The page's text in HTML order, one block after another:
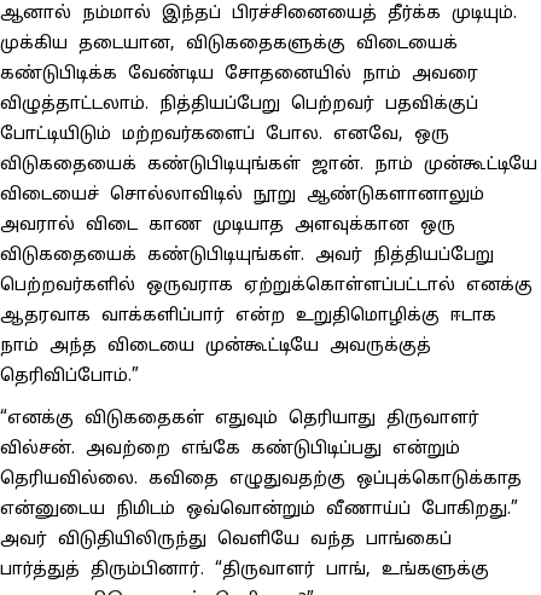
ஆனால் நம்மால் இந்தப் பிரச்சினையைத் தீர்க்க முடியும்.
முக்கிய தடையான, விடுகதைகளுக்கு விடையைக்
கண்டுபிடிக்க வேண்டிய சோதனையில் நாம் அவரை
விழுத்தாட்டலாம். நித்தியப்பேறு பெற்றவர் பதவிக்குப்
போட்டியிடும் மற்றவர்களைப் போல. எனவே, ஒரு
விடுகதையைக் கண்டுபிடியுங்கள் ஜான். நாம் முன்கூட்டியே
விடையைச் சொல்லாவிடில் நூறு ஆண்டுகளானாலும்
அவரால் விடை காண முடியாத அளவுக்கான ஒரு
விடுகதையைக் கண்டுபிடியுங்கள். அவர் நித்தியப்பேறு
பெற்றவர்களில் ஒருவராக ஏற்றுக்கொள்ளப்பட்டால் எனக்கு
ஆதரவாக வாக்களிப்பார் என்ற உறுதிமொழிக்கு ஈடாக
நாம் அந்த விடையை முன்கூட்டியே அவருக்குத்
தெரிவிப்போம்.”
“எனக்கு விடுகதைகள் எதுவும் தெரியாது திருவாளர்
வில்சன். அவற்றை எங்கே கண்டுபிடிப்பது என்றும்
தெரியவில்லை. கவிதை எழுதுவதற்கு ஒப்புக்கொடுக்காத
என்னுடைய நிமிடம் ஒவ்வொன்றும் வீணாய்ப் போகிறது.”
அவர் விடுதியிலிருந்து வெளியே வந்த பாங்கைப்
பார்த்துத் திரும்பினார். “திருவாளர் பாங், உங்களுக்கு